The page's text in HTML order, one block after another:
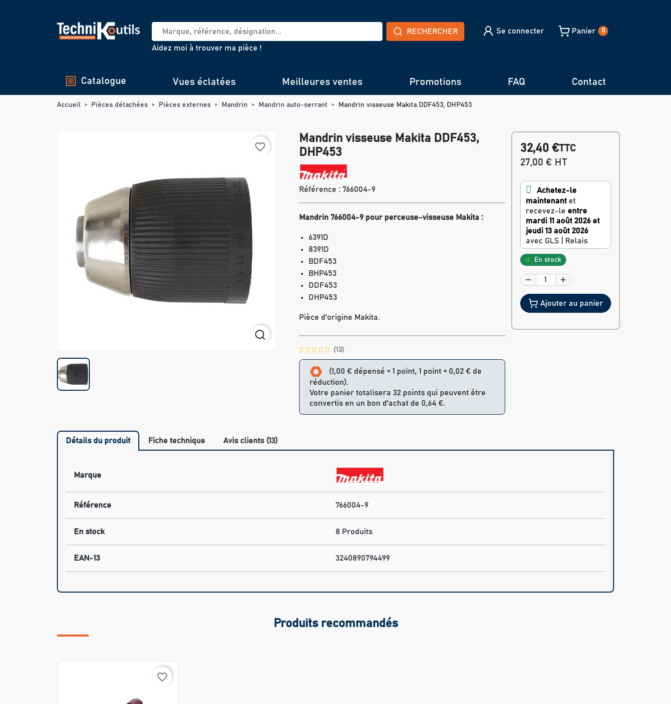
RECHERCHER
Aidez moi à trouver ma pièce !
Se connecter Panier 0
Catalogue Vues éclatées Meilleures ventes Promotions FAQ Contact
Accueil Pièces détachées Pièces externes Mandrin Mandrin auto-serrant Mandrin visseuse Makita DDF453, DHP453
favorite_border
Mandrin visseuse Makita DDF453,
DHP453
Référence : 766004-9
Mandrin 766004-9 pour perceuse-visseuse Makita :
6391D
8391D
BDF453
BHP453
DDF453
DHP453
Pièce d'origine Makita.
(13)
(1,00 € dépensé = 1 point, 1 point = 0,02 € de
réduction).
Votre panier totalisera 32 points qui peuvent être
convertis en un bon d'achat de 0,64 €.
32,40 €TTC
27,00 € HT
Achetez-le
maintenantet
recevez-le entre
mardi 11 août 2026 et
jeudi 13 août 2026
avec GLS | Relais
En stock
Ajouter au panier
Détails du produit Fiche technique Avis clients (13)
Marque
Référence 766004-9
En stock 8 Produits
EAN-13 3240890794499
Produits recommandés
favorite_border